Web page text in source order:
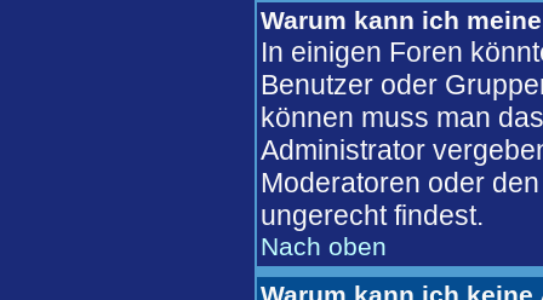
Warum kann ich
In einigen Foren
Benutzer oder
können muss man
Administrator
Moderatoren oder
ungerecht findest.
Nach oben